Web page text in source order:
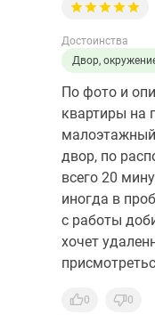
Достоинства
Двор,
По фото и
квартиры на
двор, по
всего 20
иногда в
с работы
хочет
0 0